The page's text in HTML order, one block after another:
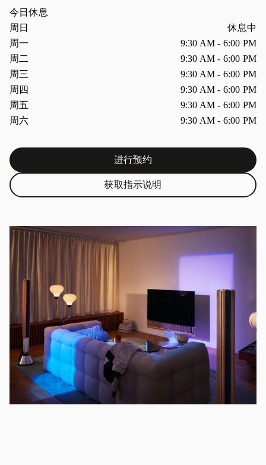
今日休息
星期
周日
休息中
周一
9:30 AM- 6:00 PM
周二
9:30 AM- 6:00 PM
周三
9:30 AM- 6:00 PM
周四
9:30 AM- 6:00 PM
周五
9:30 AM- 6:00 PM
周六
9:30 AM- 6:00 PM
进行预约Link Opens in New Tab
获取指示说明Link Opens in New Tab